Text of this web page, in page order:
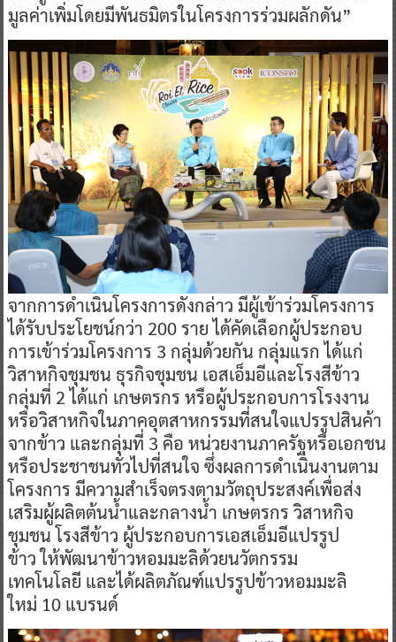
มูลค่าเพิ่มโดยมีพันธมิตรในโครงการร่วมผลักดัน”
จากการดำเนินโครงการดังกล่าว มีผู้เข้าร่วมโครงการ
ได้รับประโยชน์กว่า 200 ราย ได้คัดเลือกผู้ประกอบ
การเข้าร่วมโครงการ 3 กลุ่มด้วยกัน กลุ่มแรก ได้แก่
วิสาหกิจชุมชน ธุรกิจชุมชน เอสเอ็มอีและโรงสีข้าว
กลุ่มที่ 2 ได้แก่ เกษตรกร หรือผู้ประกอบการโรงงาน
หรือวิสาหกิจในภาคอุตสาหกรรมที่สนใจแปรรูปสินค้า
จากข้าว และกลุ่มที่ 3 คือ หน่วยงานภาครัฐหรือเอกชน
หรือประชาชนทั่วไปที่สนใจ ซึ่งผลการดำเนินงานตาม
โครงการ มีความสำเร็จตรงตามวัตถุประสงค์เพื่อส่ง
เสริมผู้ผลิตต้นน้ำและกลางน้ำ เกษตรกร วิสาหกิจ
ชุมชน โรงสีข้าว ผู้ประกอบการเอสเอ็มอีแปรรูป
ข้าว ให้พัฒนาข้าวหอมมะลิด้วยนวัตกรรม
เทคโนโลยี และได้ผลิตภัณฑ์แปรรูปข้าวหอมมะลิ
ใหม่ 10 แบรนด์